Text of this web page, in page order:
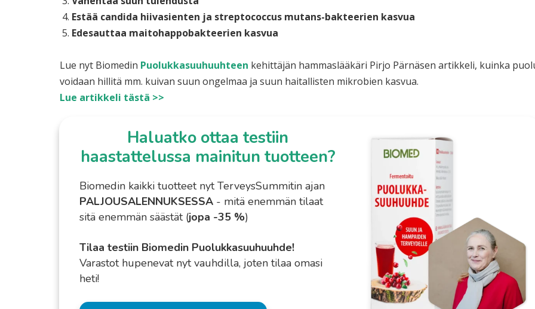
Estää candida hiivasienten ja streptococcus mutans-bakteerien kasvua
Edesauttaa maitohappobakteerien kasvua
Lue nyt Biomedin Puolukkasuuhuuhteen kehittäjän hammaslääkäri Pirjo Pärnäsen artikkeli, kuinka
voidaan hillitä mm. kuivan suun ongelmaa ja suun haitallisten mikrobien kasvua.
Lue artikkeli tästä >>
Haluatko ottaa testiin
haastattelussa mainitun tuotteen?
Biomedin kaikki tuotteet nyt TerveysSummitin ajan
PALJOUSALENNUKSESSA- mitä enemmän tilaat
sitä enemmän säästät (jopa -35 %)
Tilaa testiin Biomedin Puolukkasuuhuuhde!
Varastot hupenevat nyt vauhdilla, joten tilaa omasi
heti!